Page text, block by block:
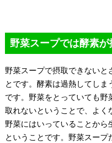
野菜スープでは酵素
野菜スープで摂取できないと
とです。酵素は過熱してし
です。野菜をとっていても
取れないということで、よく
野菜にはいっていることから
ということです。野菜スー